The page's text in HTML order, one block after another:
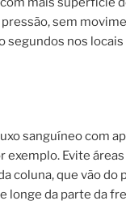
sem
segundos nos
sanguíneo com
exemplo. Evite
coluna, que vão do
longe da parte da